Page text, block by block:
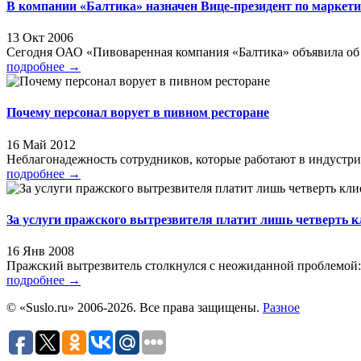
В компании «Балтика» назначен Вице-президент по
13 Окт 2006
Сегодня ОАО «Пивоваренная компания «Балтика» объявила об
подробнее →
Почему персонал ворует в пивном ресторане
16 Май 2012
Неблагонадежность сотрудников, которые работают в
подробнее →
За услуги пражского вытрезвителя платит лишь четверть
16 Янв 2008
Пражский вытрезвитель столкнулся с неожиданной проблемой:
подробнее →
© «Suslo.ru» 2006-2026. Все права защищены. Разное